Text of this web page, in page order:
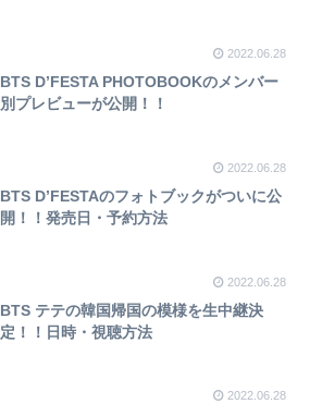
2022.06.28
BTS D’FESTA PHOTOBOOKのメンバー
別プレビューが公開！！
2022.06.28
BTS D’FESTAのフォトブックがついに公
開！！発売日・予約方法
2022.06.28
BTS テテの韓国帰国の模様を生中継決
定！！日時・視聴方法
2022.06.28